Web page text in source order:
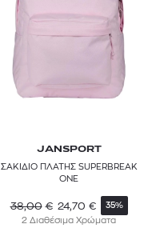
JANSPORT
ΣΑΚΙΔΙΟ ΠΛΑΤΗΣ SUPERBREAK
ONE
38,00 € 24,70 € 35%
2 Διαθέσιμα Χρώματα